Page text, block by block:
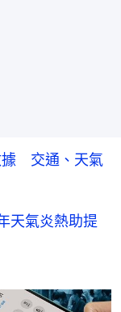
據 交通、天氣
天氣炎熱助提